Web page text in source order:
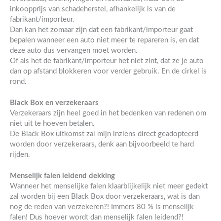
inkoopprijs van schadeherstel, afhankelijk is van de
fabrikant/importeur.
Dan kan het zomaar zijn dat een fabrikant/importeur gaat
bepalen wanneer een auto niet meer te repareren is, en dat
deze auto dus vervangen moet worden.
Of als het de fabrikant/importeur het niet zint, dat ze je auto
dan op afstand blokkeren voor verder gebruik. En de cirkel is
rond.
Black Box en verzekeraars
Verzekeraars zijn heel goed in het bedenken van redenen om
niet uit te hoeven betalen.
De Black Box uitkomst zal mijn inziens direct geadopteerd
worden door verzekeraars, denk aan bijvoorbeeld te hard
rijden.
Menselijk falen leidend dekking
Wanneer het menselijke falen klaarblijkelijk niet meer gedekt
zal worden bij een Black Box door verzekeraars, wat is dan
nog de reden van verzekeren?! Immers 80 % is menselijk
falen! Dus hoever wordt dan menselijk falen leidend?!